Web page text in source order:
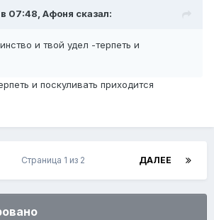
07:48, Афоня сказал:
и твой удел -терпеть и
и поскуливать приходится
ДАЛЕЕ
Страница 1 из 2